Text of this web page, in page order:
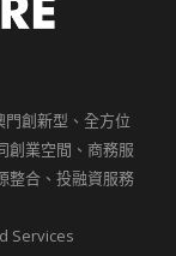
創新型、全方位
創業空間、商務服
整合、投融資服務
Services